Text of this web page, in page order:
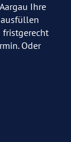
Ihre
fristgerecht
Oder